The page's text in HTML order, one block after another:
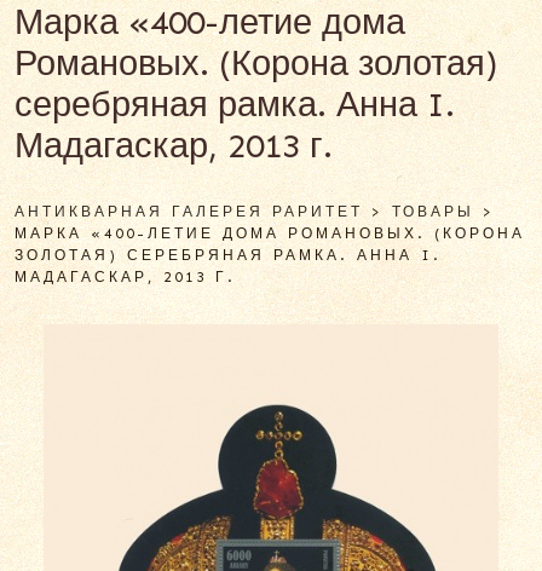
Марка «400-летие дома
Романовых. (Корона золотая)
серебряная рамка. Анна I.
Мадагаскар, 2013 г.
АНТИКВАРНАЯ ГАЛЕРЕЯ РАРИТЕТ >ТОВАРЫ>
МАРКА «400-ЛЕТИЕ ДОМА РОМАНОВЫХ. (КОРОНА
ЗОЛОТАЯ) СЕРЕБРЯНАЯ РАМКА. АННА I.
МАДАГАСКАР, 2013 Г.